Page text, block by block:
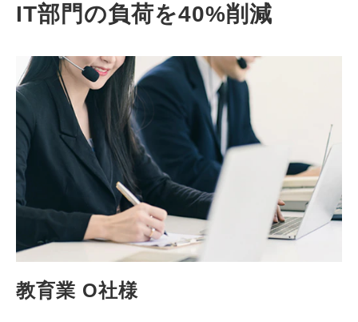
IT部門の負荷を40%削減
教育業 O社様